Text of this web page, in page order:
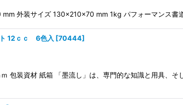
外装サイズ 130×210×70 mm 1kg パフォーマンス書
12ｃｃ 6色入 [70444]
包装資材 紙箱 「墨流し」は、専門的な知識と用具、そ